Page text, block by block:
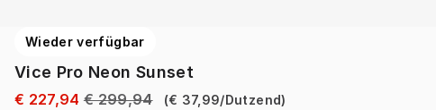
Wieder verfügbar
Vice Pro Neon Sunset
€ 227,94 € 299,94 (€ 37,99/Dutzend)